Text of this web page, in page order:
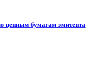
ценным бумагам эмитента